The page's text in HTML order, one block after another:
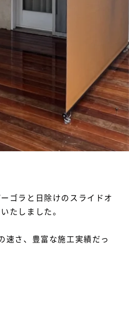
ゴラと日除けのスライドオ
たしました。
速さ、豊富な施工実績だっ